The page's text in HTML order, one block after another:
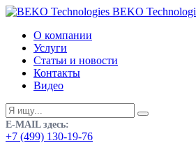
BEKO
О компании
Услуги
Статьи и новости
Контакты
Видео
E-MAIL здесь:
+7 (499) 130-19-76